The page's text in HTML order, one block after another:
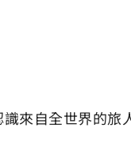
來自全世界的